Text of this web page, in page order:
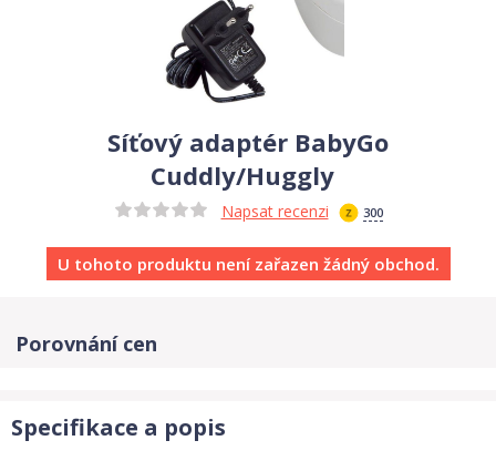
Síťový adaptér BabyGo
Cuddly/Huggly
Napsat recenzi 300
U tohoto produktu není zařazen žádný obchod.
Porovnání cen
Specifikace a popis